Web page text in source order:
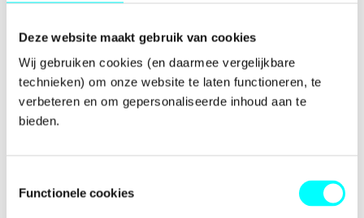
Deze website maakt gebruik van cookies
Wij gebruiken cookies (en daarmee vergelijkbare
technieken) om onze website te laten functioneren, te
verbeteren en om gepersonaliseerde inhoud aan te
bieden.
Functionele cookies
-side exception has occurred while